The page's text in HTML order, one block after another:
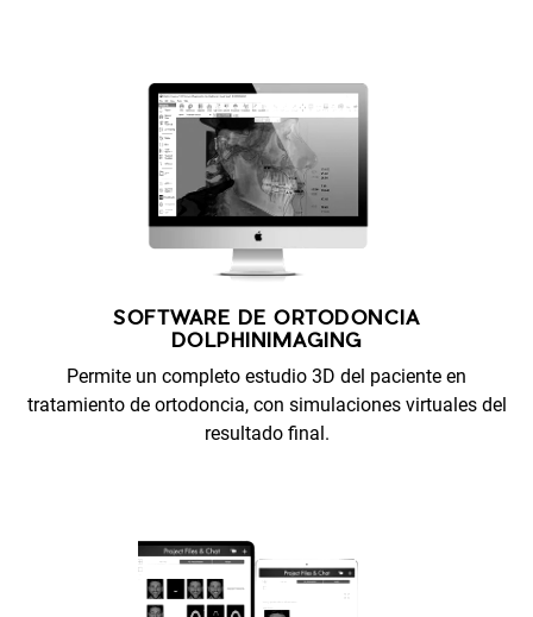
SOFTWARE DE ORTODONCIA
DOLPHINIMAGING
Permite un completo estudio 3D del paciente en
tratamiento de ortodoncia, con simulaciones virtuales del
resultado final.